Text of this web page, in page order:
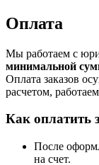
Оплата
Мы работаем с
минимальной
Оплата заказов
расчетом, работаем
Как оплатить
После
на счет.